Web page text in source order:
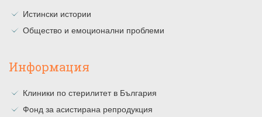
Истински истории
Общество и емоционални проблеми
Информация
Клиники по стерилитет в България
Фонд за асистирана репродукция